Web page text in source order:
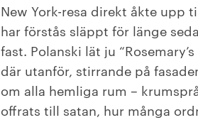
New York-resa direkt åkte upp
har förstås släppt för länge
fast. Polanski lät ju
där utanför, stirrande på
om alla hemliga rum –
offrats till satan, hur många